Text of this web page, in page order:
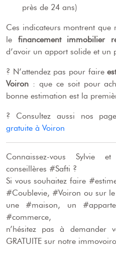
près de 24 ans)
Ces indicateurs montrent que
le financement immobilier
d’avoir un apport solide et un
? N’attendez pas pour faire
Voiron : que ce soit pour
bonne estimation est la
? Consultez aussi nos
gratuite à Voiron
Connaissez-vous Sylvie
conseillères #Safti ?
Si vous souhaitez faire
#Coublevie, #Voiron ou sur
une #maison, un
#commerce,
n’hésitez pas à demander
GRATUITE sur notre